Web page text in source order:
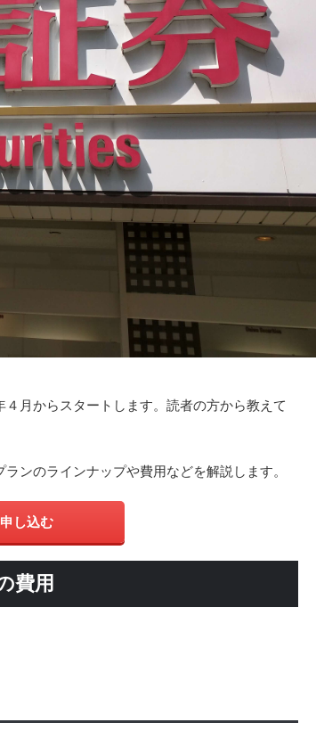
月からスタートします。読者の方から教えて
ンのラインナップや費用などを解説します。
し込む
費用